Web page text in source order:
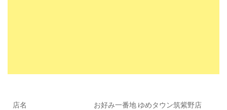
店名 お好み一番地 ゆめタウン筑紫野店